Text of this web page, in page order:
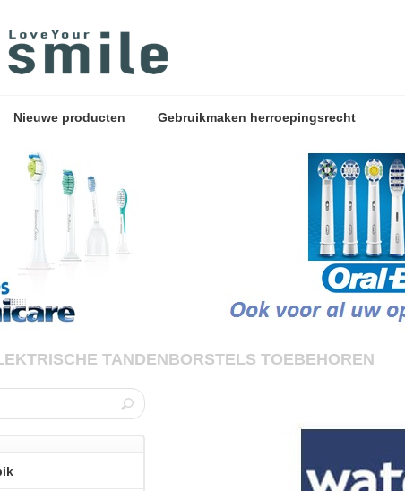
Nieuwe producten Gebruikmaken herroepingsrecht
TANDENBORSTELS TOEBEHOREN